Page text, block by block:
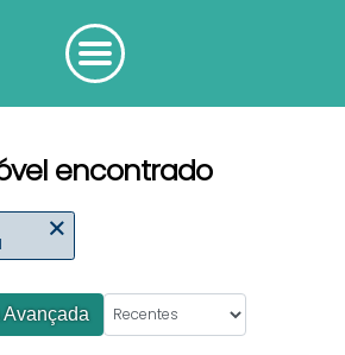
encontrado